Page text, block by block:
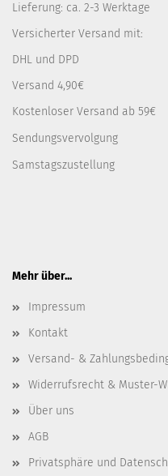
Lieferung: ca. 2-3 Werktage
Versicherter Versand mit:
DHL und DPD
Versand 4,90€
Kostenloser Versand ab 59€
Sendungsvervolgung
Samstagszustellung
Mehr über...
Impressum
Kontakt
Versand- &
Widerrufsrecht & Muster-
Über uns
AGB
Privatsphäre und